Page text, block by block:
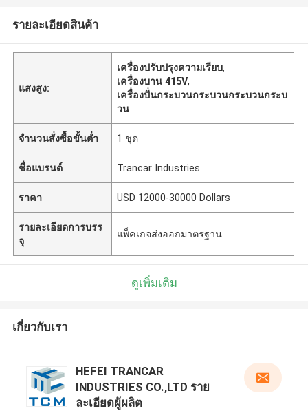
รายละเอียดสินค้า
แสงสูง:
เครื่องปรับปรุงความเรียบ,
เครื่องบาน 415V,
เครื่องปั่นกระบวนกระบวนกระบวนกระบ
วน
จำนวนสั่งซื้อขั้นต่ำ 1 ชุด
ชื่อแบรนด์ Trancar Industries
ราคา USD 12000-30000 Dollars
รายละเอียดการบรร
จุ
แพ็คเกจส่งออกมาตรฐาน
ดูเพิ่มเติม
เกี่ยวกับเรา
HEFEI TRANCAR
INDUSTRIES CO.,LTD ราย
ละเอียดผู้ผลิต